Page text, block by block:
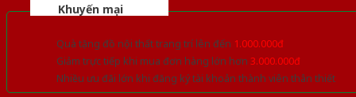
Khuyến mại
Quà tặng đồ nội thất trang trí lên đến 1.000.000đ
Giảm trực tiếp khi mua đơn hàng lớn hơn 3.000.000đ
Nhiều ưu đãi lớn khi đăng ký tài khoản thành viên thân thiết